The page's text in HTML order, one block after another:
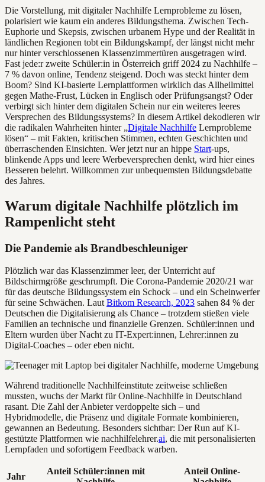
Die Vorstellung, mit digitaler Nachhilfe Lernprobleme zu lösen,
polarisiert wie kaum ein anderes Bildungsthema. Zwischen Tech-
Euphorie und Skepsis, zwischen urbanem Hype und der Realität in
ländlichen Regionen tobt ein Bildungskampf, der längst nicht mehr
nur hinter verschlossenen Klassenzimmertüren ausgetragen wird.
Fast jede:r zweite Schüler:in in Österreich griff 2024 zu Nachhilfe –
7 % davon online, Tendenz steigend. Doch was steckt hinter dem
Boom? Sind KI-basierte Lernplattformen wirklich das Allheilmittel
gegen Mathe-Frust, Lücken in Englisch oder Prüfungsangst? Oder
verbirgt sich hinter dem digitalen Schein nur ein weiteres leeres
Versprechen des Bildungssystems? In diesem Artikel dekodieren wir
die radikalen Wahrheiten hinter „Digitale Nachhilfe Lernprobleme
lösen“ – mit Fakten, kritischen Stimmen, echten Geschichten und
überraschenden Einsichten. Wer jetzt nur an hippe Start-ups,
blinkende Apps und leere Werbeversprechen denkt, wird hier eines
Besseren belehrt. Willkommen zur unbequemsten Bildungsdebatte
des Jahres.
Warum digitale Nachhilfe plötzlich im
Rampenlicht steht
Die Pandemie als Brandbeschleuniger
Plötzlich war das Klassenzimmer leer, der Unterricht auf
Bildschirmgröße geschrumpft. Die Corona-Pandemie 2020/21 war
für das deutsche Bildungssystem ein Schock – und ein Scheinwerfer
für seine Schwächen. Laut Bitkom Research, 2023 sahen 84 % der
Deutschen die Digitalisierung als Chance – trotzdem stießen viele
Familien an technische und finanzielle Grenzen. Schüler:innen und
Eltern wurden über Nacht zu IT-Expert:innen, Lehrer:innen zu
Digital-Coaches – oder eben nicht.
Während traditionelle Nachhilfeinstitute zeitweise schließen
mussten, wuchs der Markt für Online-Nachhilfe in Deutschland
rasant. Die Zahl der Anbieter verdoppelte sich – und
Hybridmodelle, die Präsenz und digitale Formate kombinieren,
gewannen an Bedeutung. Besonders sichtbar: Der Run auf KI-
gestützte Plattformen wie nachhilfelehrer.ai, die mit personalisierten
Lernpfaden und sofortigem Feedback warben.
Jahr
Anteil Schüler:innen mit
Anteil Online-